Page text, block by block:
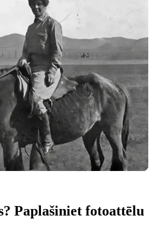
Paplašiniet fotoattēlu